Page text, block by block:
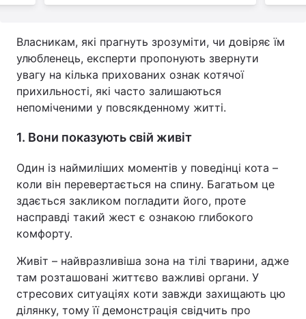
Власникам, які прагнуть зрозуміти, чи довіряє їм
улюбленець, експерти пропонують звернути
увагу на кілька прихованих ознак котячої
прихильності, які часто залишаються
непоміченими у повсякденному житті.
1. Вони показують свій живіт
Один із наймиліших моментів у поведінці кота –
коли він перевертається на спину. Багатьом це
здається закликом погладити його, проте
насправді такий жест є ознакою глибокого
комфорту.
Живіт – найвразливіша зона на тілі тварини, адже
там розташовані життєво важливі органи. У
стресових ситуаціях коти завжди захищають цю
ділянку, тому її демонстрація свідчить про